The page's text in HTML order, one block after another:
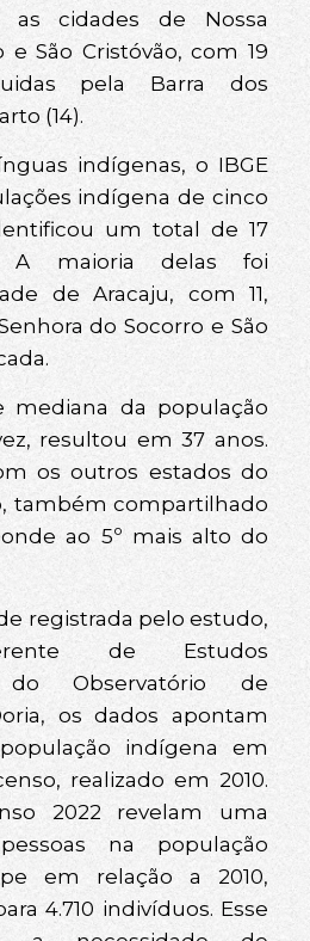
as cidades de Nossa
e São Cristóvão, com 19
pela Barra dos
(14).
indígenas, o IBGE
indígena de cinco
um total de 17
A maioria delas foi
de Aracaju, com 11,
do Socorro e São
mediana da população
resultou em 37 anos.
os outros estados do
também compartilhado
ao 5º mais alto do
registrada pelo estudo,
de Estudos
do Observatório de
os dados apontam
indígena em
realizado em 2010.
2022 revelam uma
na população
em relação a 2010,
4.710 indivíduos. Esse